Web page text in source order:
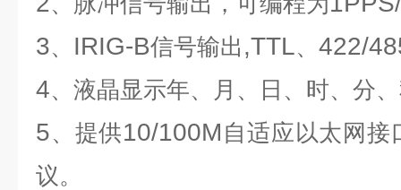
3、 IRIG-B信号输出 ,TTL、 422/
4、液晶显示年、月、日、时、分
5、提供10/100M 自适应以太网接
议。